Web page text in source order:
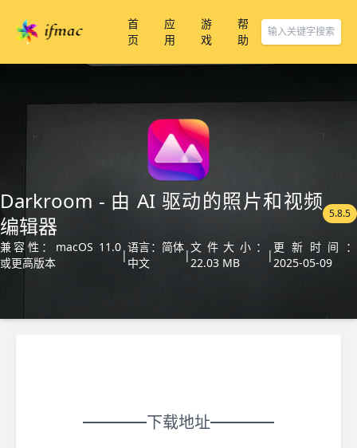
首
页
应
用
游
戏
帮
助
Darkroom - 由 AI 驱动的照片和视频
编辑器
5.8.5
兼容性：macOS 11.0
或更高版本
|
语言：简体
中文
|
文件大小：
22.03 MB
|
更新时间：
2025-05-09
下载地址